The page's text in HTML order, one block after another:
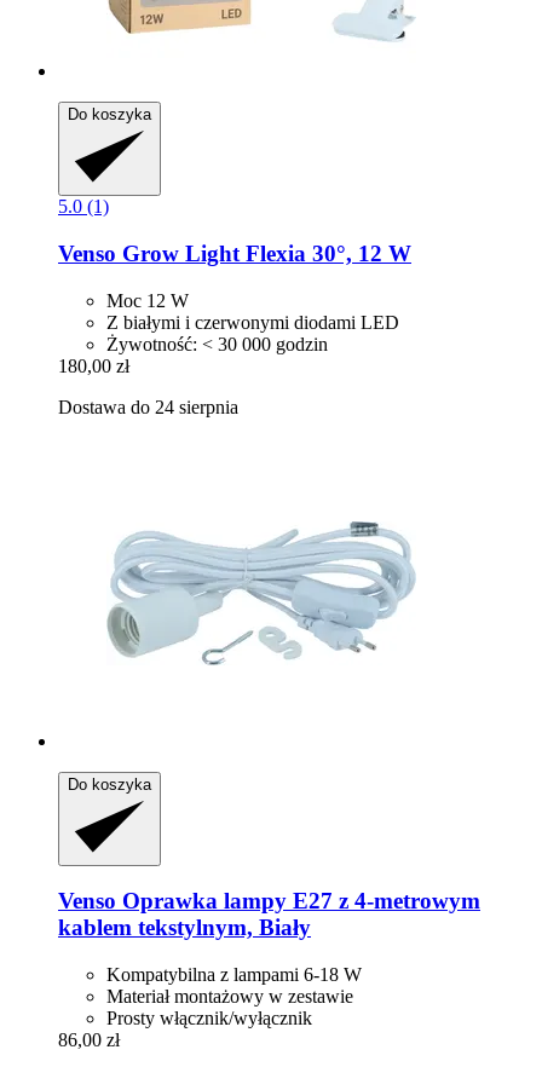
Do koszyka
5.0 (1)
Venso Grow Light Flexia 30°, 12 W
Moc 12 W
Z białymi i czerwonymi diodami LED
Żywotność: < 30 000 godzin
180,00 zł
Dostawa do 24 sierpnia
Do koszyka
Venso Oprawka lampy E27 z 4-​metrowym
kablem tekstylnym, Biały
Kompatybilna z lampami 6-18 W
Materiał montażowy w zestawie
Prosty włącznik/wyłącznik
86,00 zł